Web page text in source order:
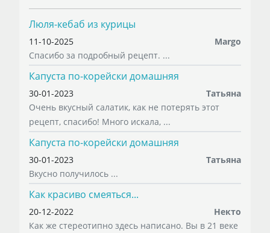
Люля-кебаб из курицы
11-10-2025
Margo
Спасибо за подробный рецепт. ...
Капуста по-корейски домашняя
30-01-2023
Татьяна
Очень вкусный салатик, как не потерять этот
рецепт, спасибо! Много искала, ...
Капуста по-корейски домашняя
30-01-2023
Татьяна
Вкусно получилось ...
Как красиво смеяться...
20-12-2022
Некто
Как же стереотипно здесь написано. Вы в 21 веке